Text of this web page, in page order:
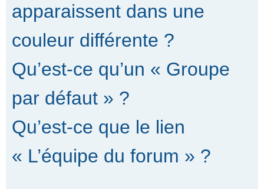
apparaissent dans une
couleur différente ?
Qu’est-ce qu’un « Groupe
par défaut » ?
Qu’est-ce que le lien
« L’équipe du forum » ?